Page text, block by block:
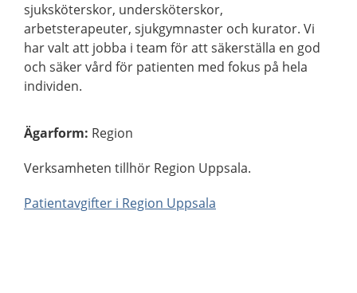
sjuksköterskor, undersköterskor,
arbetsterapeuter, sjukgymnaster och kurator. Vi
har valt att jobba i team för att säkerställa en god
och säker vård för patienten med fokus på hela
individen.
Ägarform: Region
Verksamheten tillhör Region Uppsala.
Patientavgifter i Region Uppsala